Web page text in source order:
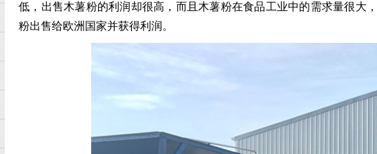
低，出售木薯粉的利润却很高，而且木薯粉在食品工业中的需求量很大
粉出售给欧洲国家并获得利润。